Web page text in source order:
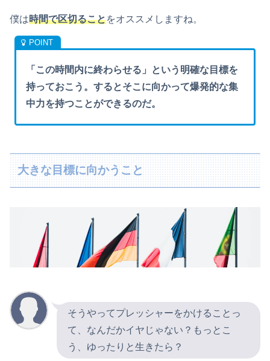
僕は時間で区切ることをオススメしますね。
「この時間内に終わらせる」という明確な目標を
持っておこう。するとそこに向かって爆発的な集
中力を持つことができるのだ。
大きな目標に向かうこと
そうやってプレッシャーをかけることっ
て、なんだかイヤじゃない？もっとこ
う、ゆったりと生きたら？